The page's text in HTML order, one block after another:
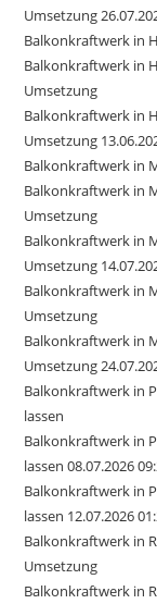
Umsetzung
Balkonkraftwerk in
Balkonkraftwerk in
Umsetzung
Balkonkraftwerk in
Umsetzung
Balkonkraftwerk in
Balkonkraftwerk in
Umsetzung
Balkonkraftwerk in
Umsetzung
Balkonkraftwerk in
Umsetzung
Balkonkraftwerk in
Umsetzung
Balkonkraftwerk in
lassen
Balkonkraftwerk in
lassen 08.07.2026
Balkonkraftwerk in
lassen 12.07.2026
Balkonkraftwerk in
Umsetzung
Balkonkraftwerk in